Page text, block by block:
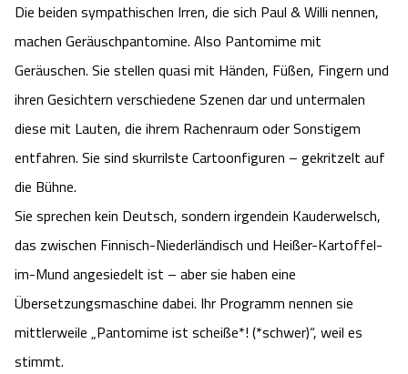
Hotels
Ferienwohnungen
Ferienhäuser
Urlaub auf dem Bauernhof
Urlaub mit Hund
Naturerlebnis im Winter
Ausflugsziele
Wandern
Kutschen
Regionale Küche
Adventure Schnucken Golf
Serengeti Park
Wildpark Lüneburger Heide
Otter Zentrum
Wellness-Kurzurlaub
Wellness-Unterkünfte
Hotels mit Schwimmbad
Veranstaltungen
Unterkünfte Lüneburg
Veranstaltungen & Führungen Lüneburg
Die Residenzstadt Celle
Shopping Celle
Kulinarisches Celle
Die beiden sympathischen Irren, die sich Paul & Willi nennen,
machen Geräuschpantomine. Also Pantomime mit
Geräuschen. Sie stellen quasi mit Händen, Füßen, Fingern und
ihren Gesichtern verschiedene Szenen dar und untermalen
diese mit Lauten, die ihrem Rachenraum oder Sonstigem
entfahren. Sie sind skurrilste Cartoonfiguren – gekritzelt auf
die Bühne.
Sie sprechen kein Deutsch, sondern irgendein Kauderwelsch,
das zwischen Finnisch-Niederländisch und Heißer-Kartoffel-
im-Mund angesiedelt ist – aber sie haben eine
Übersetzungsmaschine dabei. Ihr Programm nennen sie
mittlerweile „Pantomime ist scheiße*! (*schwer)“, weil es
stimmt.